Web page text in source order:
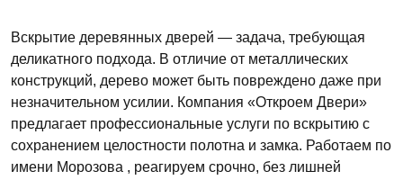
Вскрытие деревянных дверей — задача, требующая
деликатного подхода. В отличие от металлических
конструкций, дерево может быть повреждено даже при
незначительном усилии. Компания «Откроем Двери»
предлагает профессиональные услуги по вскрытию с
сохранением целостности полотна и замка. Работаем по
имени Морозова , реагируем срочно, без лишней